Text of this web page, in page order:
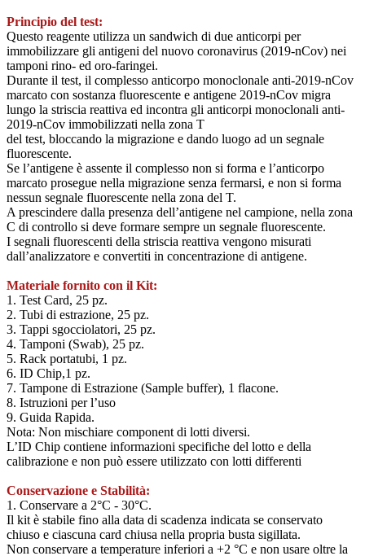
Principio del test:
Questo reagente utilizza un sandwich di due anticorpi per
immobilizzare gli antigeni del nuovo coronavirus (2019-nCov) nei
tamponi rino- ed oro-faringei.
Durante il test, il complesso anticorpo monoclonale anti-2019-nCov
marcato con sostanza fluorescente e antigene 2019-nCov migra
lungo la striscia reattiva ed incontra gli anticorpi monoclonali anti-
2019-nCov immobilizzati nella zona T
del test, bloccando la migrazione e dando luogo ad un segnale
fluorescente.
Se l’antigene è assente il complesso non si forma e l’anticorpo
marcato prosegue nella migrazione senza fermarsi, e non si forma
nessun segnale fluorescente nella zona del T.
A prescindere dalla presenza dell’antigene nel campione, nella zona
C di controllo si deve formare sempre un segnale fluorescente.
I segnali fluorescenti della striscia reattiva vengono misurati
dall’analizzatore e convertiti in concentrazione di antigene.
Materiale fornito con il Kit:
1. Test Card, 25 pz.
2. Tubi di estrazione, 25 pz.
3. Tappi sgocciolatori, 25 pz.
4. Tamponi (Swab), 25 pz.
5. Rack portatubi, 1 pz.
6. ID Chip,1 pz.
7. Tampone di Estrazione (Sample buffer), 1 flacone.
8. Istruzioni per l’uso
9. Guida Rapida.
Nota: Non mischiare component di lotti diversi.
L’ID Chip contiene informazioni specifiche del lotto e della
calibrazione e non può essere utilizzato con lotti differenti
Conservazione e Stabilità:
1. Conservare a 2°C - 30°C.
Il kit è stabile fino alla data di scadenza indicata se conservato
chiuso e ciascuna card chiusa nella propria busta sigillata.
Non conservare a temperature inferiori a +2 °C e non usare oltre la